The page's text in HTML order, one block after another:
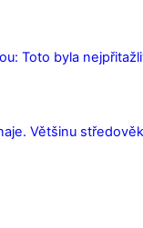
Toto byla
Většinu